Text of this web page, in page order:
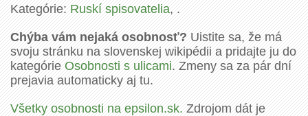
Kategórie:Ruskí spisovatelia, .
Chýba vám nejaká osobnosť?Uistite sa, že má
svoju stránku na slovenskej wikipédii a pridajte ju do
kategórieOsobnosti s ulicami. Zmeny sa za pár dní
prejavia automaticky aj tu.
Všetky osobnosti na epsilon.sk.Zdrojom dát je